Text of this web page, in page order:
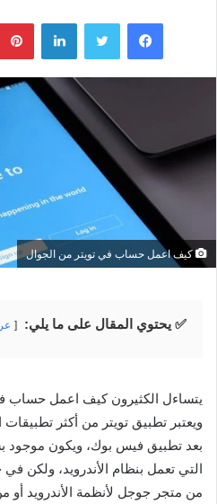
فيسبوك تويتر لينكدإن
كيف اعمل حساب في تويتر من الجوال
✅ يحتوي المقال على ما يلي:
يتساءل الكثيرون كيف اعمل حساب
ويعتبر تطبيق تويتر من أكثر
بعد تطبيق فيس بوك، ويكون موجود
التي تعمل بنظام الأندرويد، ولكن